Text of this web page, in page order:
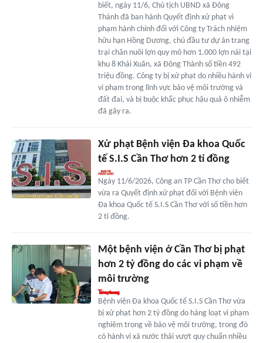
biết, ngày 11/6, Chủ tịch UBND xã Đông
Thành đã ban hành Quyết định xử phạt vi
phạm hành chính đối với Công ty Trách nhiệm
hữu hạn Hồng Dương, chủ đầu tư dự án trang
trại chăn nuôi lợn quy mô hơn 1.000 lợn nái tại
khu 8 Khải Xuân, xã Đông Thành số tiền 492
triệu đồng. Công ty bị xử phạt do nhiều hành vi
vi phạm trong lĩnh vực bảo vệ môi trường và
đất đai, và bị buộc khắc phục hậu quả ô nhiễm
đã gây ra.
Xử phạt Bệnh viện Đa khoa Quốc
tế S.I.S Cần Thơ hơn 2 tỉ đồng
Ngày 11/6/2026, Công an TP Cần Thơ cho biết
vừa ra Quyết định xử phạt đối với Bệnh viện
Đa khoa Quốc tế S.I.S Cần Thơ với số tiền hơn
2 tỉ đồng.
Một bệnh viện ở Cần Thơ bị phạt
hơn 2 tỷ đồng do các vi phạm về
môi trường
Bệnh viện Đa khoa Quốc tế S.I.S Cần Thơ vừa
bị xử phạt hơn 2 tỷ đồng do hàng loạt vi phạm
nghiêm trọng về bảo vệ môi trường, trong đó
có hành vi xả nước thải vượt quy chuẩn nhiều